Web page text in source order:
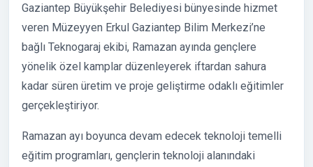
Gaziantep Büyükşehir Belediyesi bünyesinde hizmet
veren Müzeyyen Erkul Gaziantep Bilim Merkezi’ne
bağlı Teknogaraj ekibi, Ramazan ayında gençlere
yönelik özel kamplar düzenleyerek iftardan sahura
kadar süren üretim ve proje geliştirme odaklı eğitimler
gerçekleştiriyor.
Ramazan ayı boyunca devam edecek teknoloji temelli
eğitim programları, gençlerin teknoloji alanındaki